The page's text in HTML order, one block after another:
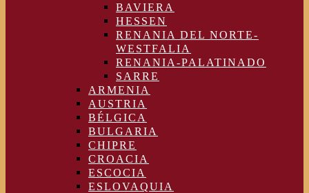
BAVIERA
HESSEN
RENANIA DEL NORTE-
WESTFALIA
RENANIA-PALATINADO
SARRE
ARMENIA
AUSTRIA
BÉLGICA
BULGARIA
CHIPRE
CROACIA
ESCOCIA
ESLOVAQUIA